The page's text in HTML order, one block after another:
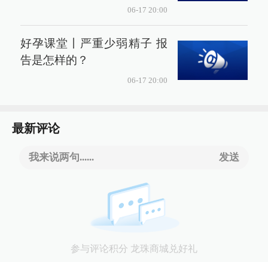
06-17 20:00
好孕课堂丨严重少弱精子 报
告是怎样的？
06-17 20:00
最新评论
我来说两句...... 发送
参与评论积分 龙珠商城兑好礼